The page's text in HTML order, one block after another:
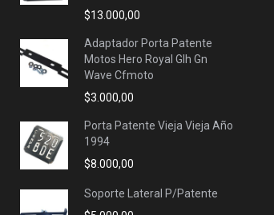
$13.000,00
Adaptador Porta Patente
Motos Hero Royal Glh Gn
Wave Cfmoto
$3.000,00
Porta Patente Vieja Vieja Año
1994
$8.000,00
Soporte Lateral P/Patente